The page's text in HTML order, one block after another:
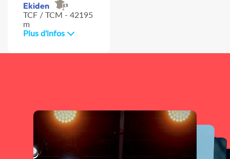
Ekiden
TCF / TCM - 42195
m
Plus d'infos